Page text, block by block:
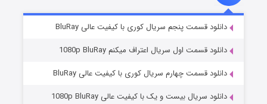
قسمت۲ (زیرنویس) منتشر شد
دانلود قسمت پنجم سریال کوری با کیفیت عالی BluRay
دانلود قسمت اول سریال اعتراف میکنم 1080p BluRay
دانلود قسمت چهارم سریال کوری با کیفیت عالی BluRay
دانلود سریال بیست و یک با کیفیت عالی 1080p BluRay